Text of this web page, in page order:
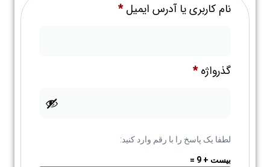
نام کاربری یا آدرس ایمیل*
گذرواژه*
لطفا یک پاسخ را با رقم وارد کنید:
بیست + 9 =